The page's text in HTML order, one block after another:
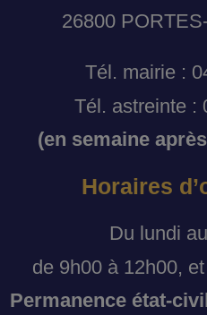
26800
Tél. mairie :
Tél. astreinte :
(en semaine
Horaires
Du lundi
de 9h00 à 12h00,
Permanence état-